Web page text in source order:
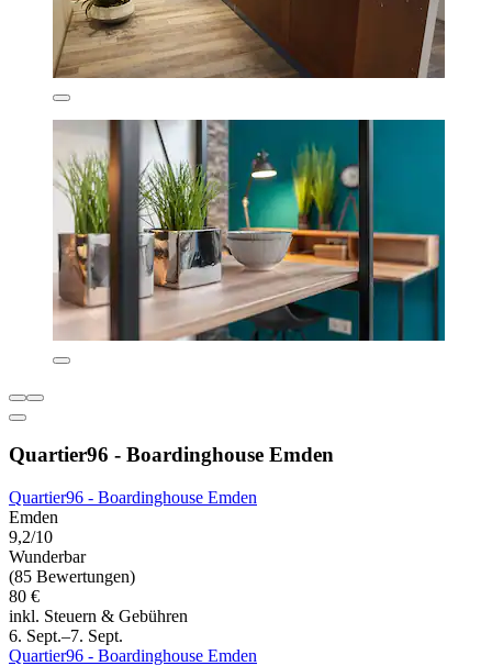
Quartier96 - Boardinghouse Emden
Quartier96 - Boardinghouse Emden
Emden
9,2/10
Wunderbar
(85 Bewertungen)
80 €
inkl. Steuern & Gebühren
6. Sept.–7. Sept.
Quartier96 - Boardinghouse Emden